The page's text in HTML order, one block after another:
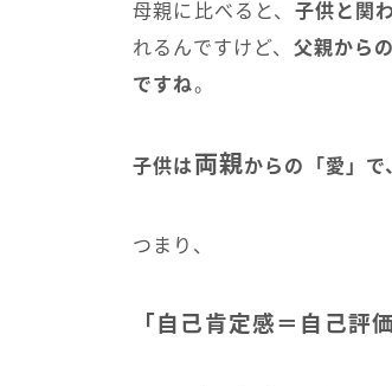
母親に比べると、 子供と関
れるんですけど、 父親から
ですね。
子供は両親からの「愛」
つまり、
「自己肯定感＝自己評